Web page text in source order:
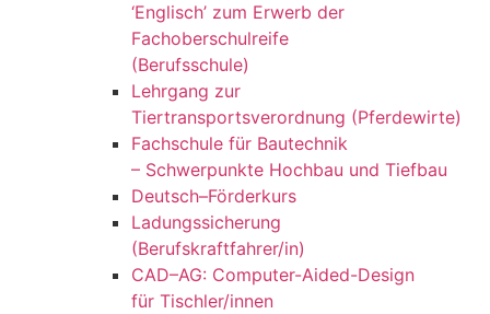
‘Englisch’ zum Erwerb der
Fachoberschulreife
(Berufsschule)
Lehrgang zur
Tiertransportsverordnung (Pferdewirte)
Fachschule für Bautechnik
– Schwerpunkte Hochbau und Tiefbau
Deutsch–Förderkurs
Ladungssicherung
(Berufskraftfahrer/in)
CAD–AG: Computer-Aided-Design
für Tischler/innen